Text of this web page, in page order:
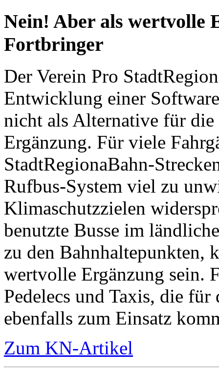
Nein! Aber als wertvolle
Fortbringer
Der Verein Pro
Entwicklung einer
nicht als Alternative für die
Ergänzung. Für viele
StadtRegionaBahn-
Rufbus-System viel zu
Klimaschutzzielen
benutzte Busse im
zu den Bahnhaltepunkten,
wertvolle Ergänzung sein.
Pedelecs und Taxis, die
ebenfalls zum Einsatz
Zum KN-Artikel